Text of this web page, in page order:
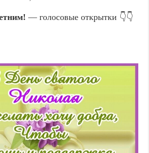
— голосовые открытки 👇👇